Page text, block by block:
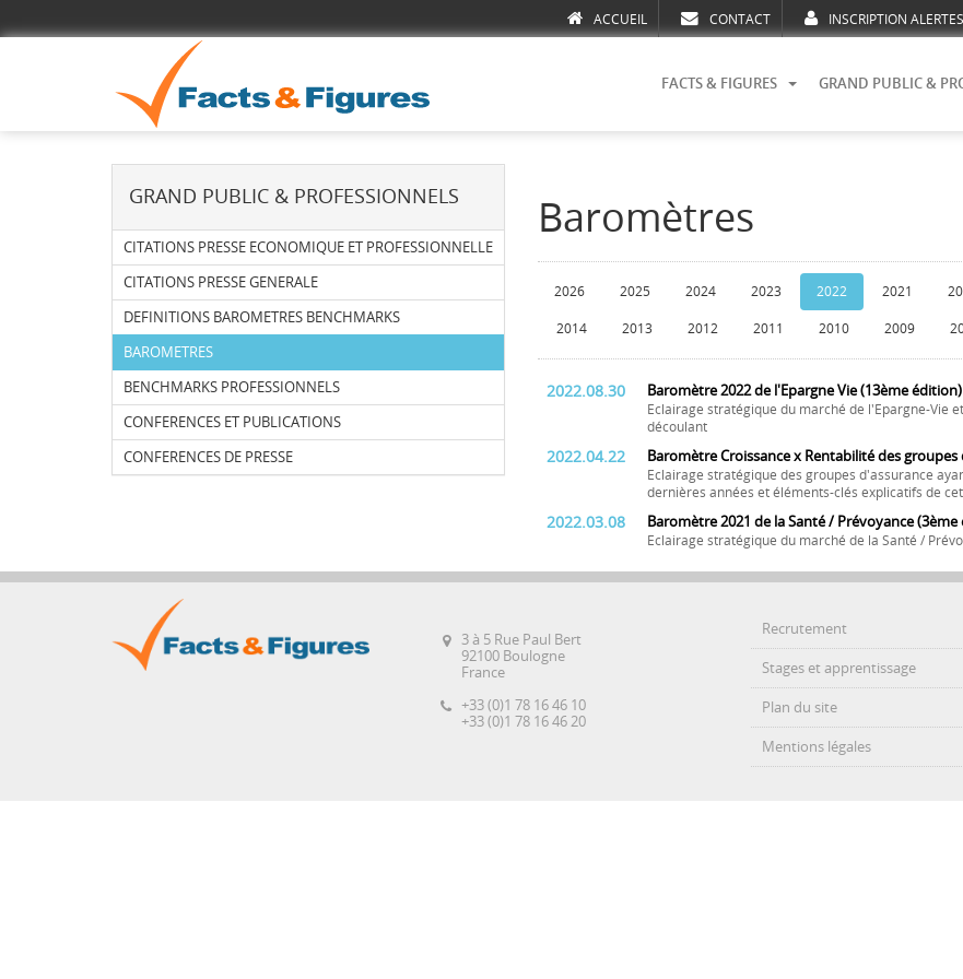
ACCUEIL CONTACT INSCRIPTION ALERTES
FACTS & FIGURES GRAND PUBLIC &
GRAND PUBLIC & PROFESSIONNELS
CITATIONS PRESSE ECONOMIQUE ET PROFESSIONNELLE
CITATIONS PRESSE GENERALE
DEFINITIONS BAROMETRES BENCHMARKS
BAROMETRES
BENCHMARKS PROFESSIONNELS
CONFERENCES ET PUBLICATIONS
CONFERENCES DE PRESSE
Baromètres
2026 2025 2024 2023 2022 2021
2014 2013 2012 2011 2010 2009
2022.08.30 Baromètre 2022 de l'Epargne Vie (13ème édition)
Eclairage stratégique du marché de l'Epargne-Vie
découlant
2022.04.22 Baromètre Croissance x Rentabilité des
Eclairage stratégique des groupes d'assurance
dernières années et éléments-clés explicatifs de
2022.03.08 Baromètre 2021 de la Santé / Prévoyance
Eclairage stratégique du marché de la Santé /
3 à 5 Rue Paul Bert
92100 Boulogne
France
+33 (0)1 78 16 46 10
+33 (0)1 78 16 46 20
Recrutement
Stages et apprentissage
Plan du site
Mentions légales